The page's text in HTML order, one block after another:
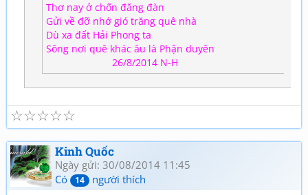
Thơ nay ở chốn đăng đàn
Gửi về đỡ nhớ gió trăng quê nhà
Dù xa đất Hải Phong ta
Sông nơi quê khác âu là Phận duyên
26/8/2014 N-H
☆
☆
☆
☆
☆
Kinh Quốc
Ngày gửi: 30/08/2014 11:45
Có
14 người thích